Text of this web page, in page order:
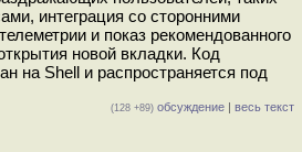
интеграция со сторонними
и показ рекомендованного
новой вкладки. Код
на Shell и распространяется под
(128 +89) обсуждение | весь текст